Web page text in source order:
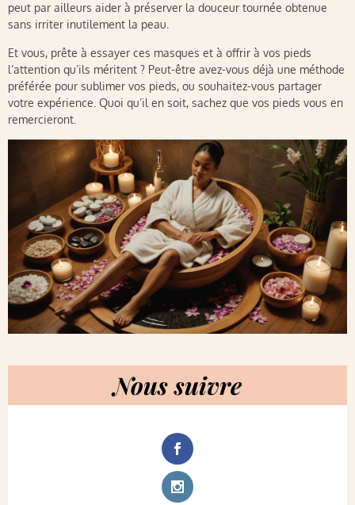
peut par ailleurs aider à préserver la douceur tournée obtenue
sans irriter inutilement la peau.
Et vous, prête à essayer ces masques et à offrir à vos pieds
l’attention qu’ils méritent ? Peut-être avez-vous déjà une méthode
préférée pour sublimer vos pieds, ou souhaitez-vous partager
votre expérience. Quoi qu’il en soit, sachez que vos pieds vous en
remercieront.
Nous suivre